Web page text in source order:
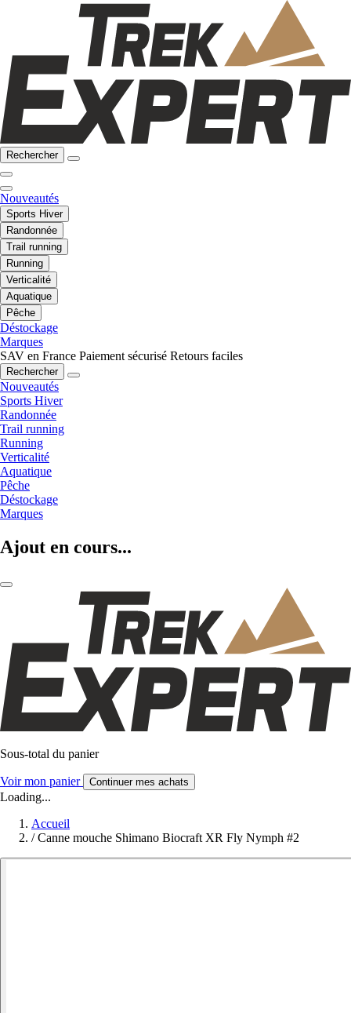
Rechercher
Nouveautés
Sports Hiver
Randonnée
Trail running
Running
Verticalité
Aquatique
Pêche
Déstockage
Marques
SAV en France Paiement sécurisé Retours faciles
Rechercher
Nouveautés
Sports Hiver
Randonnée
Trail running
Running
Verticalité
Aquatique
Pêche
Déstockage
Marques
Ajout en cours...
Sous-total du panier
Voir mon panier Continuer mes achats
Loading...
Accueil
/ Canne mouche Shimano Biocraft XR Fly Nymph #2